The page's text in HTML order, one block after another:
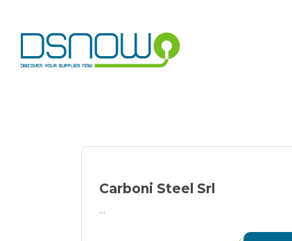
content
Carboni Steel Srl
...